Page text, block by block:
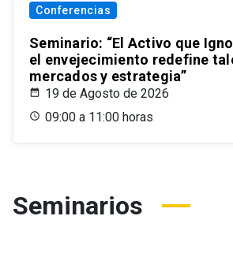
Conferencias
Seminario: “El Activo que
el envejecimiento redefine
mercados y estrategia”
19 de Agosto de 2026
09:00 a 11:00 horas
Seminarios